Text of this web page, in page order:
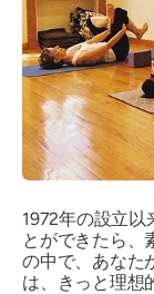
1972年の設立以
とができたら、
の中で、あなた
は、きっと理想